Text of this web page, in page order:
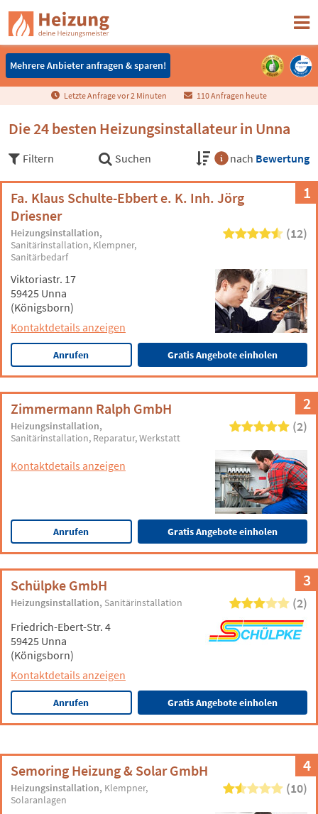
Mehrere Anbieter anfragen & sparen!
Mehrere Anbieter anfragen & sparen!
Letzte Anfrage vor2 Minuten 110 Anfragen heute
Die 24 besten Heizungsinstallateur in Unna
Filtern Suchen nach Bewertung
1
Fa. Klaus Schulte-Ebbert e. K. Inh. Jörg
Driesner
Heizungsinstallation
Sanitärinstallation Klempner
Sanitärbedarf
(12)
Viktoriastr. 17
59425 Unna
(Königsborn)
Kontaktdetails anzeigen
Anrufen Gratis Angebote einholen
2
Zimmermann Ralph GmbH
Heizungsinstallation
Sanitärinstallation Reparatur Werkstatt
(2)
Kontaktdetails anzeigen
Anrufen Gratis Angebote einholen
3
Schülpke GmbH
Heizungsinstallation Sanitärinstallation (2)
Friedrich-Ebert-Str. 4
59425 Unna
(Königsborn)
Kontaktdetails anzeigen
Anrufen Gratis Angebote einholen
4
Semoring Heizung & Solar GmbH
Heizungsinstallation Klempner
Solaranlagen
(10)